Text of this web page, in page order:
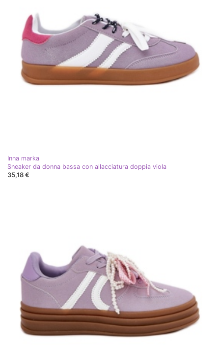
Inna marka
Sneaker da donna bassa con allacciatura doppia viola
35,18 €